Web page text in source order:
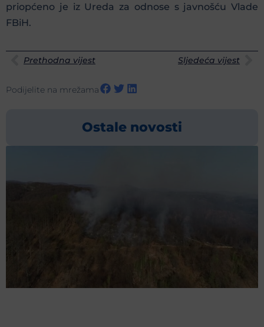
priopćeno je iz Ureda za odnose s javnošću Vlade
FBiH.
Prethodna vijest Sljedeća vijest
Podijelite na mrežama
Ostale novosti